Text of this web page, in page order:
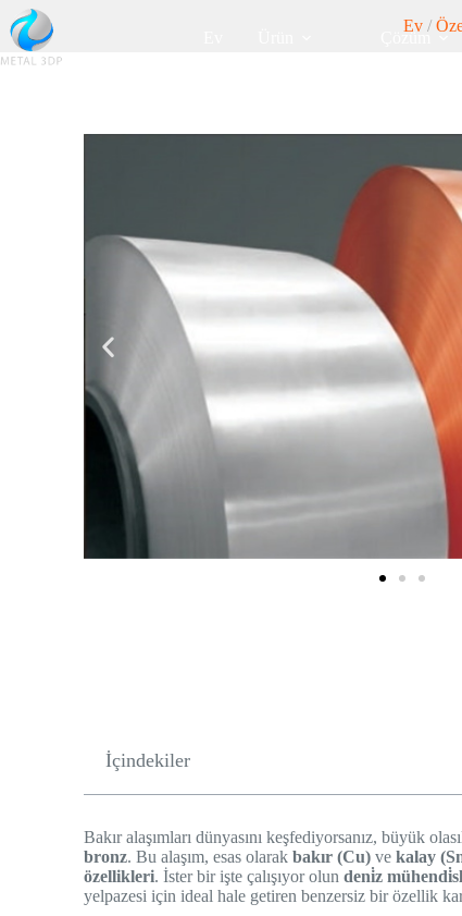
Çözüm
Ev/
İçindekiler
Bakır alaşımları dünyasını keşfediyorsanız, büyük
bronz. Bu alaşım, esas olarakbakır (Cu) vekalay
özellikleri. İster bir işte çalışıyor olundeni̇z
yelpazesi için ideal hale getiren benzersiz bir özellik